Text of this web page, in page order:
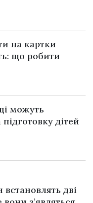
на картки
що робити
можуть
дітей
дві